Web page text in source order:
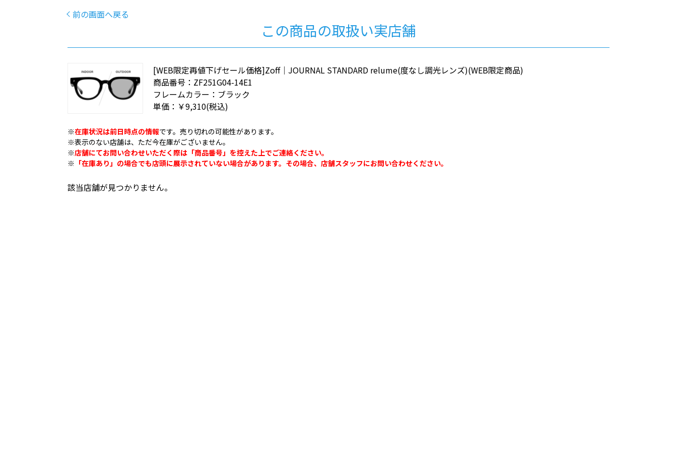
前の画面へ戻る
この商品の取扱い実店舗
[WEB限定再値下げセール価格]Zoff｜JOURNAL STANDARD relume(度なし調光レンズ)(WEB限定商品)
商品番号： ZF251G04-14E1
フレームカラー： ブラック
単価： ￥9,310(税込)
※在庫状況は前日時点の情報です。売り切れの可能性があります。
※表示のない店舗は、ただ今在庫がございません。
※店舗にてお問い合わせいただく際は「商品番号」を控えた上でご連絡ください。
※ 「在庫あり」の場合でも店頭に展示されていない場合があります。その場合、店舗スタッフにお問い合わせください。
該当店舗が見つかりません。